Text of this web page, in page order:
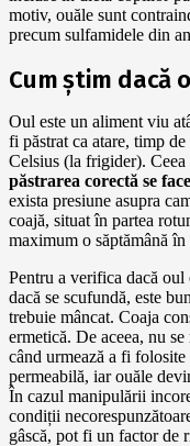
motiv, ouăle sunt
precum sulfamidele din
Cum știm dacă
Oul este un aliment viu
fi păstrat ca atare, timp
Celsius (la frigider). Ceea
păstrarea corectă se
exista presiune asupra
coajă, situat în partea
maximum o săptămână
Pentru a verifica dacă oul
dacă se scufundă, este
trebuie mâncat. Coaja
ermetică. De aceea, nu
când urmează a fi
permeabilă, iar ouăle
În cazul manipulării
condiții
gâscă, pot fi un factor de